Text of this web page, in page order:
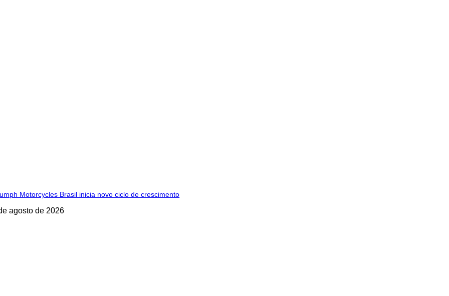
Motorcycles Brasil inicia novo ciclo de crescimento
agosto de 2026